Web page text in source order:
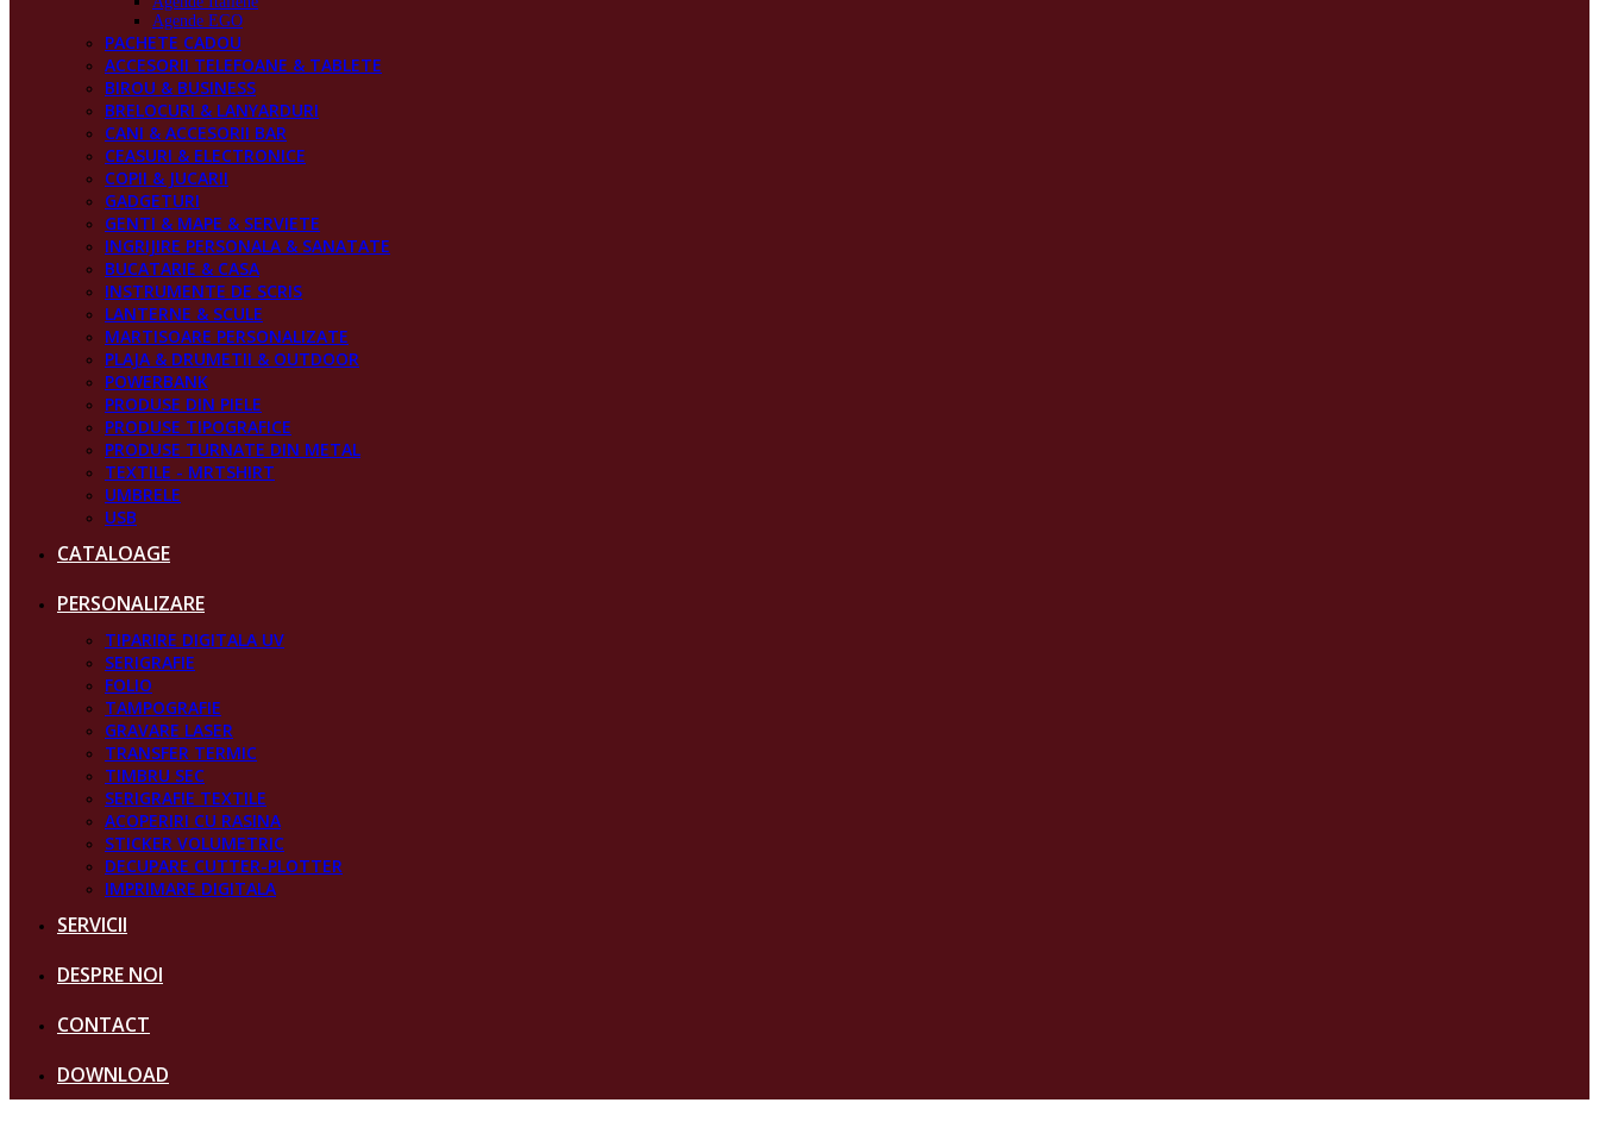
Agende EGO
PACHETE CADOU
ACCESORII TELEFOANE & TABLETE
BIROU & BUSINESS
BRELOCURI & LANYARDURI
CANI & ACCESORII BAR
CEASURI & ELECTRONICE
COPII & JUCARII
GADGETURI
GENTI & MAPE & SERVIETE
INGRIJIRE PERSONALA & SANATATE
BUCATARIE & CASA
INSTRUMENTE DE SCRIS
LANTERNE & SCULE
MARTISOARE PERSONALIZATE
PLAJA & DRUMETII & OUTDOOR
POWERBANK
PRODUSE DIN PIELE
PRODUSE TIPOGRAFICE
PRODUSE TURNATE DIN METAL
TEXTILE - MRTSHIRT
UMBRELE
USB
CATALOAGE
PERSONALIZARE
TIPARIRE DIGITALA UV
SERIGRAFIE
FOLIO
TAMPOGRAFIE
GRAVARE LASER
TRANSFER TERMIC
TIMBRU SEC
SERIGRAFIE TEXTILE
ACOPERIRI CU RASINA
STICKER VOLUMETRIC
DECUPARE CUTTER-PLOTTER
IMPRIMARE DIGITALA
SERVICII
DESPRE NOI
CONTACT
DOWNLOAD